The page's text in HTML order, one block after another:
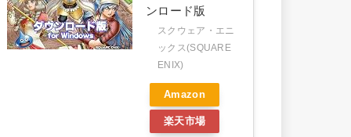
ンロード版
スクウェア・エニ
ックス(SQUARE
ENIX)
Amazon
楽天市場